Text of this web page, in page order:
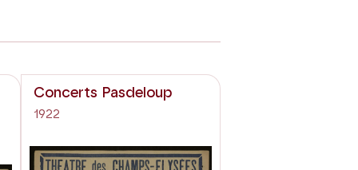
Concerts Pasdeloup
1922